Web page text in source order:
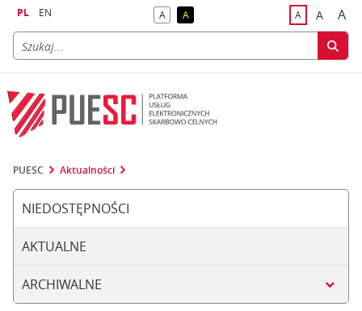
PL EN Akontrast domyślny
Akontrast żółty tekst na czarnym tle
Adomyślna
A A
PUESC Aktualności
NIEDOSTĘPNOŚCI
AKTUALNE
ARCHIWALNE